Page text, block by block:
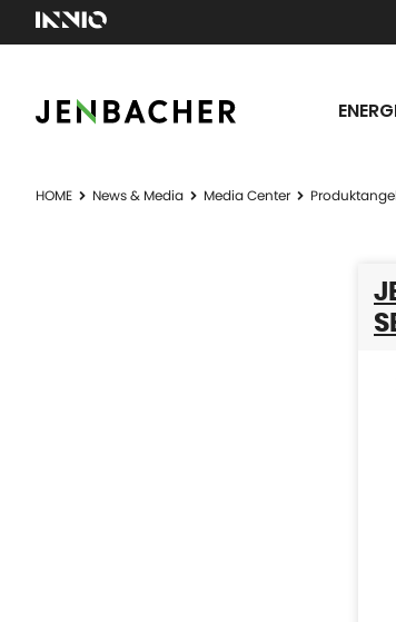
HOME News & Media Media Center